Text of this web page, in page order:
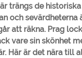
trängs de
och sevärdheterna
att räkna. Prag
vare sin skönhet
Här är det nära till